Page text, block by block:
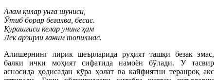
Алам қилар унга шуниси,
Ўтиб борар беғалва, бесас.
Курашгиси келар унинг ҳам
Лек арзирли ғаним топилмас.
Алишернинг лирик шеърларида руҳият ташқи безак эмас,
балки ички моҳият сифатида намоён бўлади. У тасвир
асносида ҳодисадан кўра ҳолат ва кайфиятни теранроқ акс